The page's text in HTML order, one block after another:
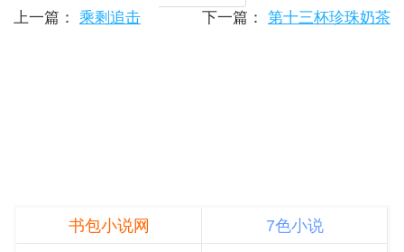
上一篇： 乘剩追击 下一篇： 第十三杯珍珠奶茶
书包小说网
7色小说